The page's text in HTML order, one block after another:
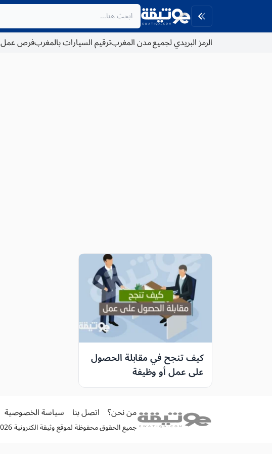
الرمز البريدي لجميع مدن المغربترقيم السيارات بالمغربفرص عمل
كيف تنجح في مقابلة الحصول
على عمل أو وظيفة
من نحن؟ اتصل بنا سياسة الخصوصية
جميع الحقوق محفوظة لموقع وثيقة الكترونية 2026 © برمجة وتطوير